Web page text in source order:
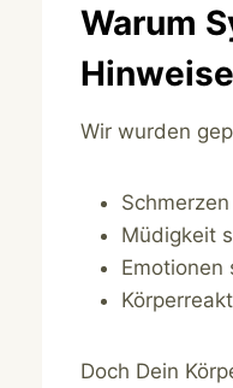
Warum
Hinweise
Wir wurden
Müdigkeit
Emotionen
Doch Dein